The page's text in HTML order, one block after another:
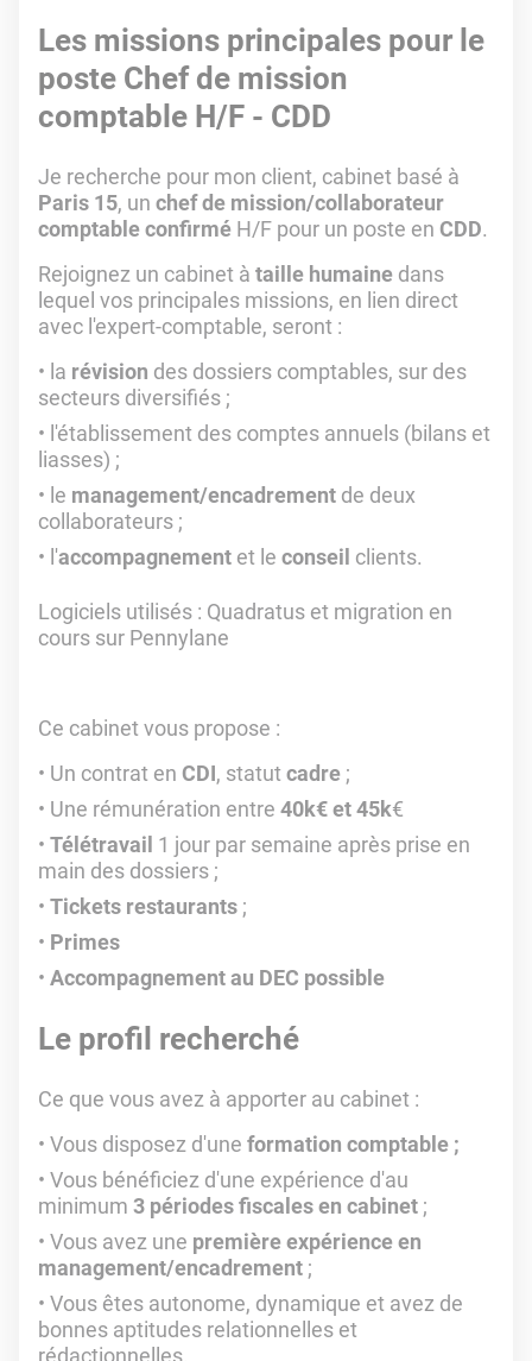
Les missions principales pour le
poste Chef de mission
comptable H/F - CDD
Je recherche pour mon client, cabinet basé à
Paris 15, un chef de mission/collaborateur
comptable confirmé H/F pour un poste en CDD.
Rejoignez un cabinet à taille humaine dans
lequel vos principales missions, en lien direct
avec l'expert-comptable, seront :
la révision des dossiers comptables, sur des
secteurs diversifiés ;
l'établissement des comptes annuels (bilans et
liasses) ;
le management/encadrement de deux
collaborateurs ;
l'accompagnement et le conseil clients.
Logiciels utilisés : Quadratus et migration en
cours sur Pennylane
Ce cabinet vous propose :
Un contrat en CDI, statut cadre ;
Une rémunération entre 40k€ et 45k€
Télétravail 1 jour par semaine après prise en
main des dossiers ;
Tickets restaurants ;
Primes
Accompagnement au DEC possible
Le profil recherché
Ce que vous avez à apporter au cabinet :
Vous disposez d'une formation comptable ;
Vous bénéficiez d'une expérience d'au
minimum 3 périodes fiscales en cabinet ;
Vous avez une première expérience en
management/encadrement ;
Vous êtes autonome, dynamique et avez de
bonnes aptitudes relationnelles et
rédactionnelles.